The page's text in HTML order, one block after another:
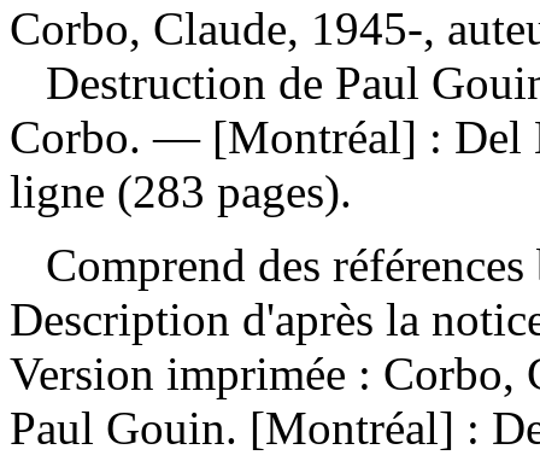
Corbo, Claude, 1945-,
Destruction de Paul
Corbo. — [Montréal] : Del
ligne (283 pages).
Comprend des
Description d'après la
Version imprimée : Corbo,
Paul Gouin. [Montréal] :